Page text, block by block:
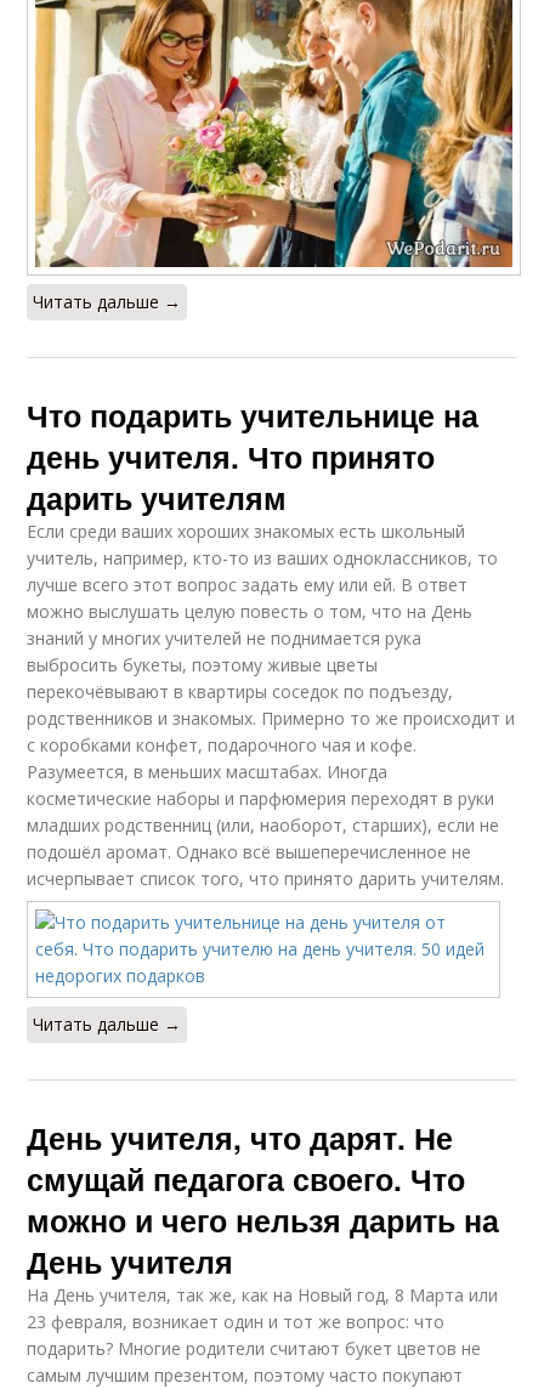
Читать дальше →
Что подарить учительнице на
день учителя. Что принято
дарить учителям
Если среди ваших хороших знакомых есть школьный
учитель, например, кто-то из ваших одноклассников, то
лучше всего этот вопрос задать ему или ей. В ответ
можно выслушать целую повесть о том, что на День
знаний у многих учителей не поднимается рука
выбросить букеты, поэтому живые цветы
перекочёвывают в квартиры соседок по подъезду,
родственников и знакомых. Примерно то же происходит и
с коробками конфет, подарочного чая и кофе.
Разумеется, в меньших масштабах. Иногда
косметические наборы и парфюмерия переходят в руки
младших родственниц (или, наоборот, старших), если не
подошёл аромат. Однако всё вышеперечисленное не
исчерпывает список того, что принято дарить учителям.
Читать дальше →
День учителя, что дарят. Не
смущай педагога своего. Что
можно и чего нельзя дарить на
День учителя
На День учителя, так же, как на Новый год, 8 Марта или
23 февраля, возникает один и тот же вопрос: что
подарить? Многие родители считают букет цветов не
самым лучшим презентом, поэтому часто покупают